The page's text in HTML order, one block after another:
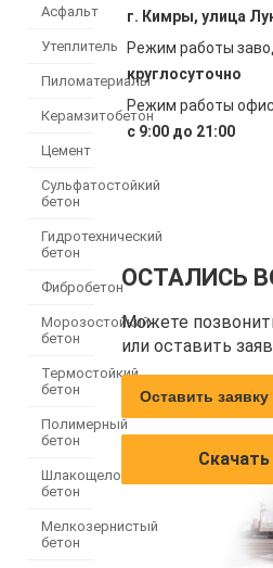
Асфальт
Утеплитель
Пиломатериалы
Керамзитобетон
Цемент
Сульфатостойкий
бетон
Гидротехнический
бетон
Фибробетон
Морозостойкий
бетон
Термостойкий
бетон
Полимерный
бетон
Шлакощелочной
бетон
Мелкозернистый
бетон
г. Кимры, улица
Режим работы
круглосуточно
Режим работы
с 9:00 до 21:00
ОСТАЛИСЬ
Можете
или оставить
Оставить